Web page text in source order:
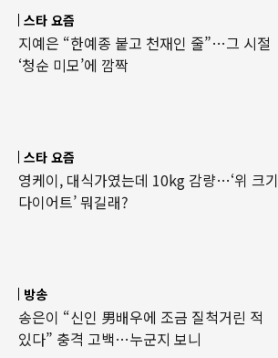
스타 요즘
지예은 “한예종 붙고 천재인 줄”…그 시절
‘청순 미모’에 깜짝
스타 요즘
영케이, 대식가였는데 10kg 감량…‘위 크기
다이어트’ 뭐길래?
방송
송은이 “신인 男배우에 조금 질척거린 적
있다” 충격 고백…누군지 보니